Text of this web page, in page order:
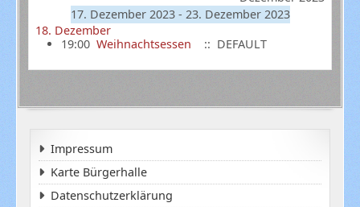
17. Dezember 2023 - 23. Dezember 2023
18. Dezember
19:00 Weihnachtsessen :: DEFAULT
Impressum
Karte Bürgerhalle
Datenschutzerklärung